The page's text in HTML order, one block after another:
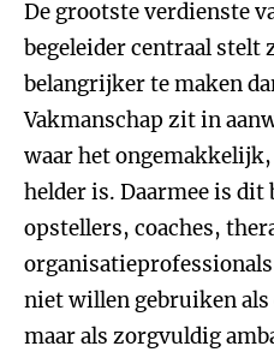
De grootste verdienste
begeleider centraal stelt
belangrijker te maken
Vakmanschap zit in
waar het
helder is. Daarmee is dit
opstellers, coaches,
niet willen gebruiken
maar als zorgvuldig